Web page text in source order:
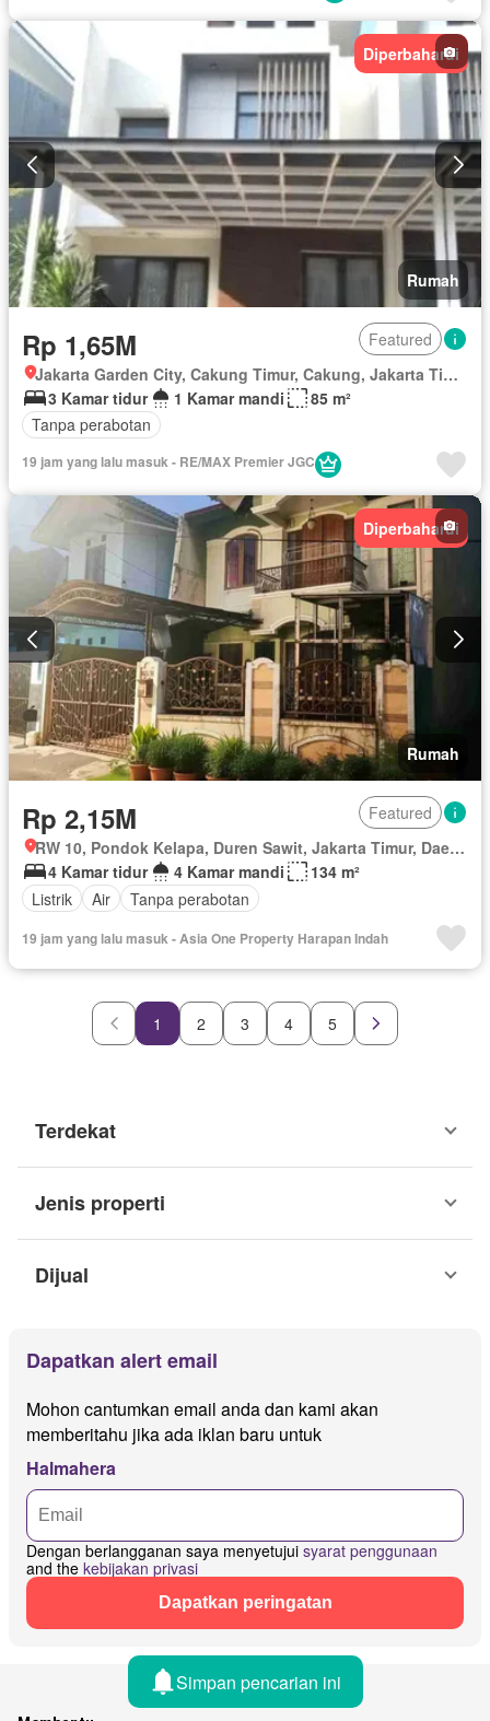
Diperbaharui
Rumah
Rp 1,65M
Featured
Jakarta Garden City, Cakung Timur, Cakung, Jakarta Timur, Daerah Khusus Ibukota Jakarta
3 Kamar tidur
1 Kamar mandi
85 m²
Tanpa perabotan
19 jam yang lalu masuk - RE/MAX Premier JGC
Diperbaharui
Rumah
Rp 2,15M
Featured
RW 10, Pondok Kelapa, Duren Sawit, Jakarta Timur, Daerah Khusus Ibukota Jakarta
4 Kamar tidur
4 Kamar mandi
134 m²
Listrik
Air Tanpa perabotan
19 jam yang lalu masuk - Asia One Property Harapan Indah
1 2 3 4 5
Terdekat
Jenis properti
Dijual
Dapatkan alert email
Mohon cantumkan email anda dan kami akan
memberitahu jika ada iklan baru untuk
Halmahera
Dengan berlangganan saya menyetujui syarat penggunaan
and the kebijakan privasi
Dapatkan peringatan
Simpan pencarian ini